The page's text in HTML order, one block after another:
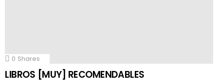
0 Shares
LIBROS [MUY] RECOMENDABLES